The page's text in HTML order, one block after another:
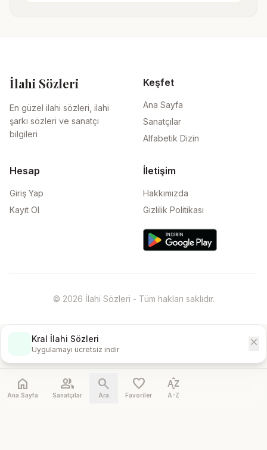
İlahi Sözleri
En güzel ilahi sözleri, ilahi
şarkı sözleri ve sanatçı
bilgileri
Keşfet
Ana Sayfa
Sanatçılar
Alfabetik Dizin
Hesap
Giriş Yap
Kayıt Ol
İletişim
Hakkımızda
Gizlilik Politikası
© 2026 İlahi Sözleri - Tüm hakları saklıdır.
Kral İlahi Sözleri
Uygulamayı ücretsiz indir
close
home
Ana Sayfa
people
Sanatçılar
search
Ara
favorite
Favoriler
sort_by_alpha
A-Z